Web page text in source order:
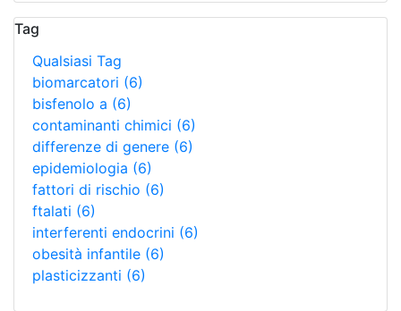
Tag
Qualsiasi Tag
biomarcatori (6)
bisfenolo a (6)
contaminanti chimici (6)
differenze di genere (6)
epidemiologia (6)
fattori di rischio (6)
ftalati (6)
interferenti endocrini (6)
obesità infantile (6)
plasticizzanti (6)